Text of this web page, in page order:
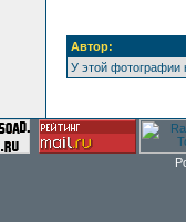
Автор:
У этой фотографии